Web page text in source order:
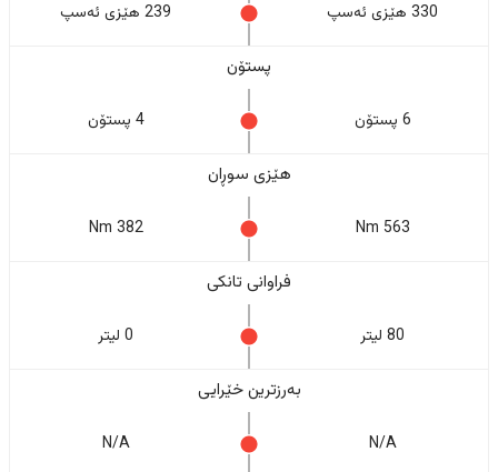
330 هێزی ئەسپ 239 هێزی ئەسپ
پستۆن
6 پستۆن 4 پستۆن
هێزی سوڕان
563 Nm
382 Nm
فراوانی تانکی
80 لیتر 0 لیتر
بەرزترین خێرایی
N/A
N/A